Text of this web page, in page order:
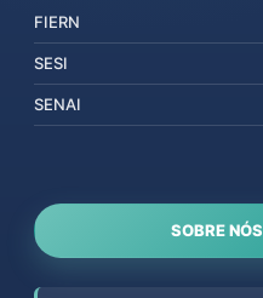
FIERN
SESI
SENAI
SOBRE NÓS